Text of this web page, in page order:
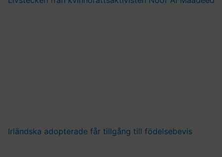
Irländska adopterade får tillgång till födelsebevis